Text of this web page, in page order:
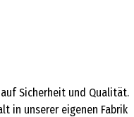
Sicherheit und Qualität.
in unserer eigenen Fabrik